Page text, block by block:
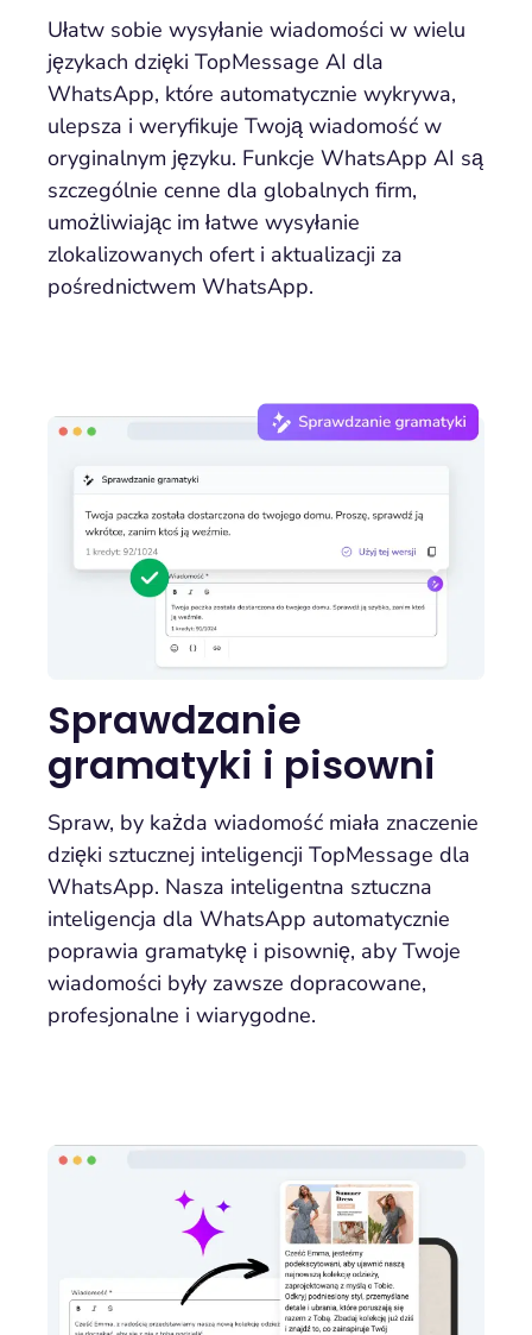
Ułatw sobie wysyłanie wiadomości w wielu
językach dzięki TopMessage AI dla
WhatsApp, które automatycznie wykrywa,
ulepsza i weryfikuje Twoją wiadomość w
oryginalnym języku. Funkcje WhatsApp AI są
szczególnie cenne dla globalnych firm,
umożliwiając im łatwe wysyłanie
zlokalizowanych ofert i aktualizacji za
pośrednictwem WhatsApp.
Sprawdzanie
gramatyki i pisowni
Spraw, by każda wiadomość miała znaczenie
dzięki sztucznej inteligencji TopMessage dla
WhatsApp. Nasza inteligentna sztuczna
inteligencja dla WhatsApp automatycznie
poprawia gramatykę i pisownię, aby Twoje
wiadomości były zawsze dopracowane,
profesjonalne i wiarygodne.